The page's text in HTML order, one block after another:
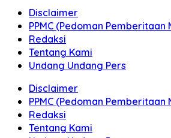
Disclaimer
PPMC (Pedoman Pemberitaan
Redaksi
Tentang Kami
Undang Undang Pers
Disclaimer
PPMC (Pedoman Pemberitaan
Redaksi
Tentang Kami